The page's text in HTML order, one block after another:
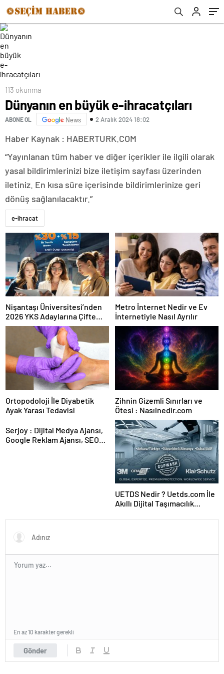
113 okunma
Dünyanın en büyük e-ihracatçıları
ABONE OL News 2 Aralık 2024 18:02
Haber Kaynak : HABERTURK.COM
“Yayınlanan tüm haber ve diğer içerikler ile ilgili olarak
yasal bildirimlerinizi bize iletişim sayfası üzerinden
iletiniz. En kısa süre içerisinde bildirimlerinize geri
dönüş sağlanılacaktır.”
e-ihracat
Nişantaşı Üniversitesi’nden
2026 YKS Adaylarına Çifte
Güvence: Sabit Ücret ve
Kesintisiz Burs
Metro İnternet Nedir ve Ev
İnternetiyle Nasıl Ayrılır
Ortopodoloji İle Diyabetik
Ayak Yarası Tedavisi
Zihnin Gizemli Sınırları ve
Ötesi : Nasılnedir.com
Serjoy : Dijital Medya Ajansı,
Google Reklam Ajansı, SEO
UETDS Nedir ? Uetds.com İle
Akıllı Dijital Taşımacılık
Gönder
En az 10 karakter gerekli